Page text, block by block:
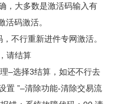
，大多数是激活码输入有
活码激活。
不行重新进件专网激活。
请结算
–选择3结算，如还不行去
置 ”–清除功能-清除交易流